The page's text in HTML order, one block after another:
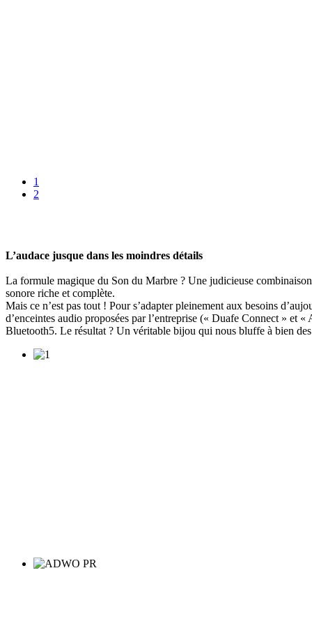
1
2
L’audace jusque dans les moindres détails
La formule magique du Son du Marbre ? Une judicieuse
sonore riche et complète.
Mais ce n’est pas tout ! Pour s’adapter pleinement aux besoins
d’enceintes audio proposées par l’entreprise (« Duafe Connect »
Bluetooth5. Le résultat ? Un véritable bijou qui nous bluffe à bien